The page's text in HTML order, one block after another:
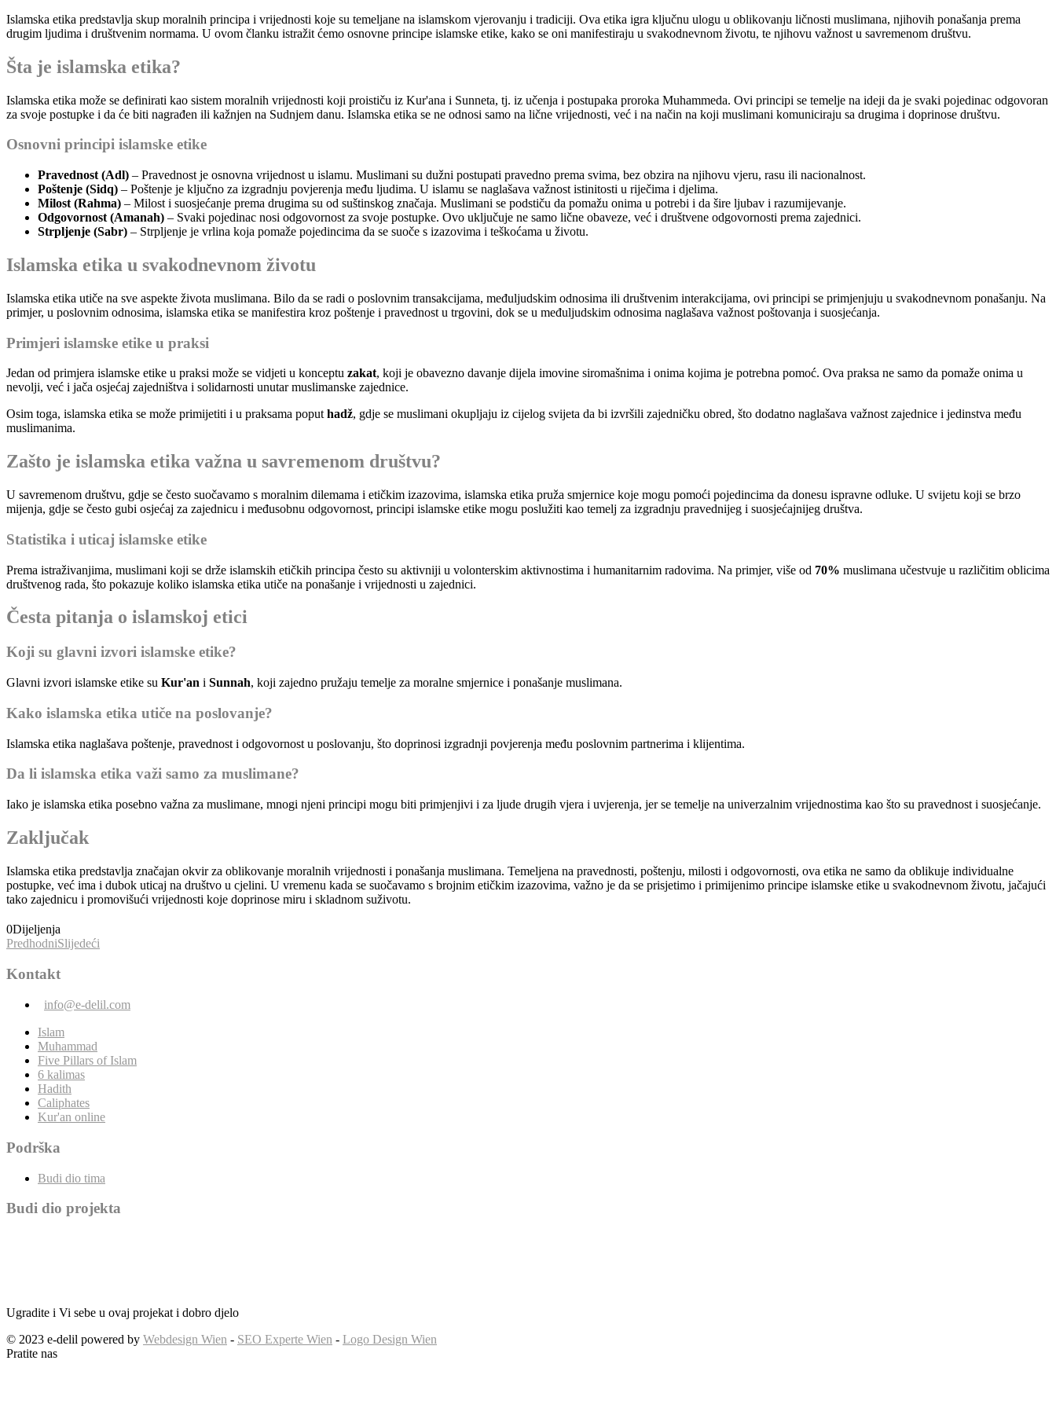
Islamska etika predstavlja skup moralnih principa i vrijednosti koje su temeljane na islamskom vjerovanju i tradiciji. Ova etika igra ključnu ulogu u oblikovanju ličnosti muslimana, njihovih ponašanja prema
drugim ljudima i društvenim normama. U ovom članku istražit ćemo osnovne principe islamske etike, kako se oni manifestiraju u svakodnevnom životu, te njihovu važnost u savremenom društvu.
Šta je islamska etika?
Islamska etika može se definirati kao sistem moralnih vrijednosti koji proističu iz Kur'ana i Sunneta, tj. iz učenja i postupaka proroka Muhammeda. Ovi principi se temelje na ideji da je svaki pojedinac odgovoran
za svoje postupke i da će biti nagrađen ili kažnjen na Sudnjem danu. Islamska etika se ne odnosi samo na lične vrijednosti, već i na način na koji muslimani komuniciraju sa drugima i doprinose društvu.
Osnovni principi islamske etike
Pravednost (Adl) – Pravednost je osnovna vrijednost u islamu. Muslimani su dužni postupati pravedno prema svima, bez obzira na njihovu vjeru, rasu ili nacionalnost.
Poštenje (Sidq) – Poštenje je ključno za izgradnju povjerenja među ljudima. U islamu se naglašava važnost istinitosti u riječima i djelima.
Milost (Rahma) – Milost i suosjećanje prema drugima su od suštinskog značaja. Muslimani se podstiču da pomažu onima u potrebi i da šire ljubav i razumijevanje.
Odgovornost (Amanah) – Svaki pojedinac nosi odgovornost za svoje postupke. Ovo uključuje ne samo lične obaveze, već i društvene odgovornosti prema zajednici.
Strpljenje (Sabr) – Strpljenje je vrlina koja pomaže pojedincima da se suoče s izazovima i teškoćama u životu.
Islamska etika u svakodnevnom životu
Islamska etika utiče na sve aspekte života muslimana. Bilo da se radi o poslovnim transakcijama, međuljudskim odnosima ili društvenim interakcijama, ovi principi se primjenjuju u svakodnevnom ponašanju. Na
primjer, u poslovnim odnosima, islamska etika se manifestira kroz poštenje i pravednost u trgovini, dok se u međuljudskim odnosima naglašava važnost poštovanja i suosjećanja.
Primjeri islamske etike u praksi
Jedan od primjera islamske etike u praksi može se vidjeti u konceptu zakat, koji je obavezno davanje dijela imovine siromašnima i onima kojima je potrebna pomoć. Ova praksa ne samo da pomaže onima u
nevolji, već i jača osjećaj zajedništva i solidarnosti unutar muslimanske zajednice.
Osim toga, islamska etika se može primijetiti i u praksama poput hadž, gdje se muslimani okupljaju iz cijelog svijeta da bi izvršili zajedničku obred, što dodatno naglašava važnost zajednice i jedinstva među
muslimanima.
Zašto je islamska etika važna u savremenom društvu?
U savremenom društvu, gdje se često suočavamo s moralnim dilemama i etičkim izazovima, islamska etika pruža smjernice koje mogu pomoći pojedincima da donesu ispravne odluke. U svijetu koji se brzo
mijenja, gdje se često gubi osjećaj za zajednicu i međusobnu odgovornost, principi islamske etike mogu poslužiti kao temelj za izgradnju pravednijeg i suosjećajnijeg društva.
Statistika i uticaj islamske etike
Prema istraživanjima, muslimani koji se drže islamskih etičkih principa često su aktivniji u volonterskim aktivnostima i humanitarnim radovima. Na primjer, više od 70% muslimana učestvuje u različitim oblicima
društvenog rada, što pokazuje koliko islamska etika utiče na ponašanje i vrijednosti u zajednici.
Česta pitanja o islamskoj etici
Koji su glavni izvori islamske etike?
Glavni izvori islamske etike su Kur'an i Sunnah, koji zajedno pružaju temelje za moralne smjernice i ponašanje muslimana.
Kako islamska etika utiče na poslovanje?
Islamska etika naglašava poštenje, pravednost i odgovornost u poslovanju, što doprinosi izgradnji povjerenja među poslovnim partnerima i klijentima.
Da li islamska etika važi samo za muslimane?
Iako je islamska etika posebno važna za muslimane, mnogi njeni principi mogu biti primjenjivi i za ljude drugih vjera i uvjerenja, jer se temelje na univerzalnim vrijednostima kao što su pravednost i suosjećanje.
Zaključak
Islamska etika predstavlja značajan okvir za oblikovanje moralnih vrijednosti i ponašanja muslimana. Temeljena na pravednosti, poštenju, milosti i odgovornosti, ova etika ne samo da oblikuje individualne
postupke, već ima i dubok uticaj na društvo u cjelini. U vremenu kada se suočavamo s brojnim etičkim izazovima, važno je da se prisjetimo i primijenimo principe islamske etike u svakodnevnom životu, jačajući
tako zajednicu i promovišući vrijednosti koje doprinose miru i skladnom suživotu.
0Dijeljenja
PredhodniSlijedeći
Kontakt
info@e-delil.com
Islam
Muhammad
Five Pillars of Islam
6 kalimas
Hadith
Caliphates
Kur'an online
Podrška
Budi dio tima
Budi dio projekta
Ugradite i Vi sebe u ovaj projekat i dobro djelo
© 2023 e-delil powered by Webdesign Wien - SEO Experte Wien - Logo Design Wien
Pratite nas